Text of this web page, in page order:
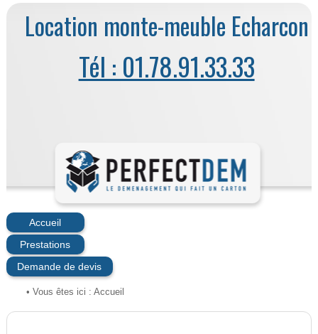
Location monte-meuble Echarcon
Tél : 01.78.91.33.33
Accueil
Prestations
Demande de devis
• Vous êtes ici : Accueil